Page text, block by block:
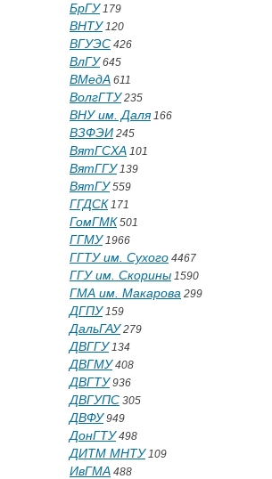
БрГУ179
ВНТУ120
ВГУЭС 426
ВлГУ645
ВМедА 611
ВолгГТУ235
ВНУ им. Даля166
ВЗФЭИ 245
ВятГСХА 101
ВятГГУ139
ВятГУ559
ГГДСК 171
ГомГМК 501
ГГМУ1966
ГГТУ им. Сухого 4467
ГГУ им. Скорины 1590
ГМА им. Макарова 299
ДГПУ159
ДальГАУ279
ДВГГУ134
ДВГМУ408
ДВГТУ936
ДВГУПС 305
ДВФУ949
ДонГТУ498
ДИТМ МНТУ109
ИвГМА 488